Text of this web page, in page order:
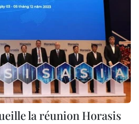
la réunion Horasis